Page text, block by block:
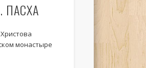
ПАСХА
монастыре